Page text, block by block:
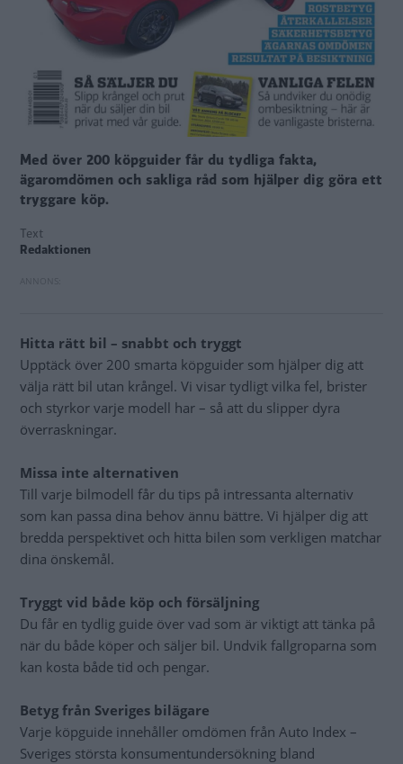
Med över 200 köpguider får du tydliga fakta,
ägaromdömen och sakliga råd som hjälper dig göra ett
tryggare köp.
Text
Redaktionen
Hitta rätt bil – snabbt och tryggt
Upptäck över 200 smarta köpguider som hjälper dig att
välja rätt bil utan krångel. Vi visar tydligt vilka fel, brister
och styrkor varje modell har – så att du slipper dyra
överraskningar.
Missa inte alternativen
Till varje bilmodell får du tips på intressanta alternativ
som kan passa dina behov ännu bättre. Vi hjälper dig att
bredda perspektivet och hitta bilen som verkligen matchar
dina önskemål.
Tryggt vid både köp och försäljning
Du får en tydlig guide över vad som är viktigt att tänka på
när du både köper och säljer bil. Undvik fallgroparna som
kan kosta både tid och pengar.
Betyg från Sveriges bilägare
Varje köpguide innehåller omdömen från Auto Index –
Sveriges största konsumentundersökning bland